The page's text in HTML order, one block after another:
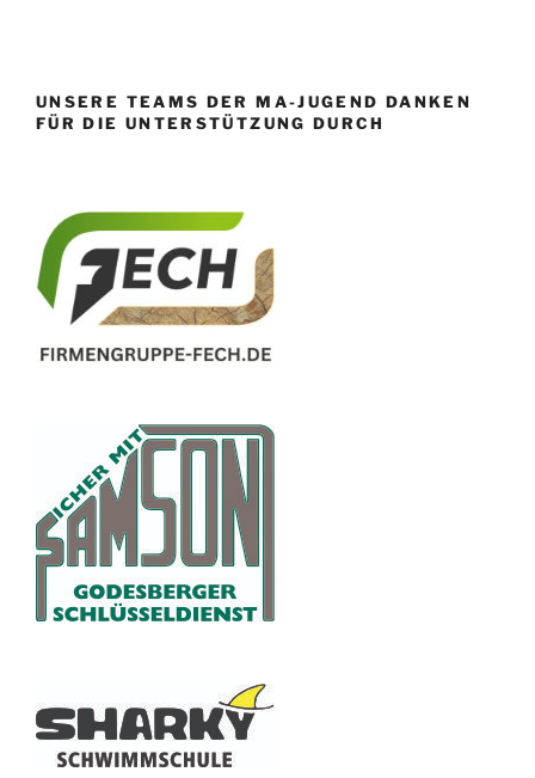
UNSERE TEAMS DER MA-JUGEND DANKEN
FÜR DIE UNTERSTÜTZUNG DURCH